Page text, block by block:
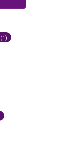
(1)